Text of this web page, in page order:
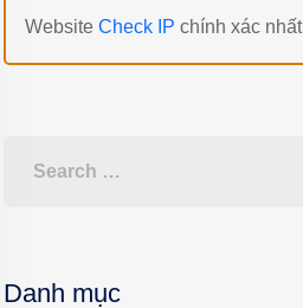
Website Check IP chính xác nhất
Danh mục